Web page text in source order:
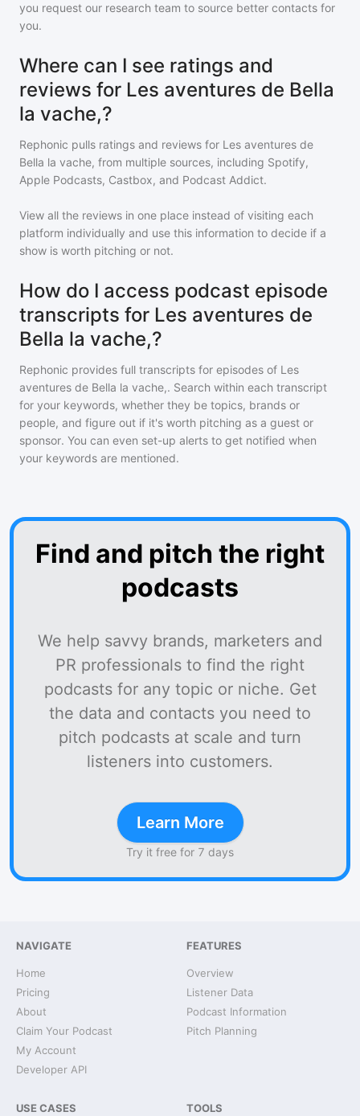
you request our research team to source better contacts for
you.
Where can I see ratings and
reviews for Les aventures de Bella
la vache,?
Rephonic pulls ratings and reviews for Les aventures de
Bella la vache, from multiple sources, including Spotify,
Apple Podcasts, Castbox, and Podcast Addict.
View all the reviews in one place instead of visiting each
platform individually and use this information to decide if a
show is worth pitching or not.
How do I access podcast episode
transcripts for Les aventures de
Bella la vache,?
Rephonic provides full transcripts for episodes of Les
aventures de Bella la vache,. Search within each transcript
for your keywords, whether they be topics, brands or
people, and figure out if it's worth pitching as a guest or
sponsor. You can even set-up alerts to get notified when
your keywords are mentioned.
Find and pitch the right
podcasts
We help savvy brands, marketers and
PR professionals to find the right
podcasts for any topic or niche. Get
the data and contacts you need to
pitch podcasts at scale and turn
listeners into customers.
Learn More
Try it free for 7 days
NAVIGATE
Home
Pricing
About
Claim Your Podcast
My Account
Developer API
FEATURES
Overview
Listener Data
Podcast Information
Pitch Planning
USE CASES TOOLS